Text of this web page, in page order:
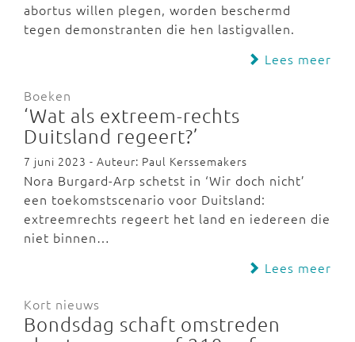
abortus willen plegen, worden beschermd
tegen demonstranten die hen lastigvallen.
Lees meer
Boeken
‘Wat als extreem-rechts
Duitsland regeert?’
7 juni 2023 - Auteur: Paul Kerssemakers
Nora Burgard-Arp schetst in ‘Wir doch nicht’
een toekomstscenario voor Duitsland:
extreemrechts regeert het land en iedereen die
niet binnen…
Lees meer
Kort nieuws
Bondsdag schaft omstreden